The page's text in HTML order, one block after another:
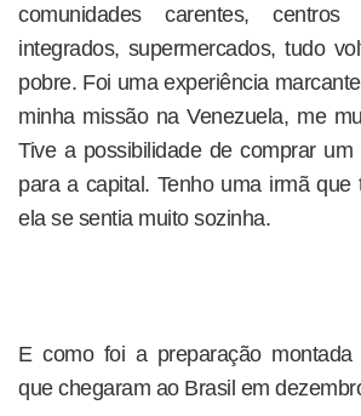
comunidades carentes, centros
integrados, supermercados, tudo
pobre. Foi uma experiência
minha missão na Venezuela, me
Tive a possibilidade de comprar
para a capital. Tenho uma irmã que
ela se sentia muito sozinha.
E como foi a preparação
que chegaram ao Brasil em